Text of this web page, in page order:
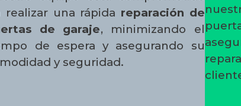
realizar una rápida reparación de
de garaje, minimizando el
de espera y asegurando su
y seguridad.